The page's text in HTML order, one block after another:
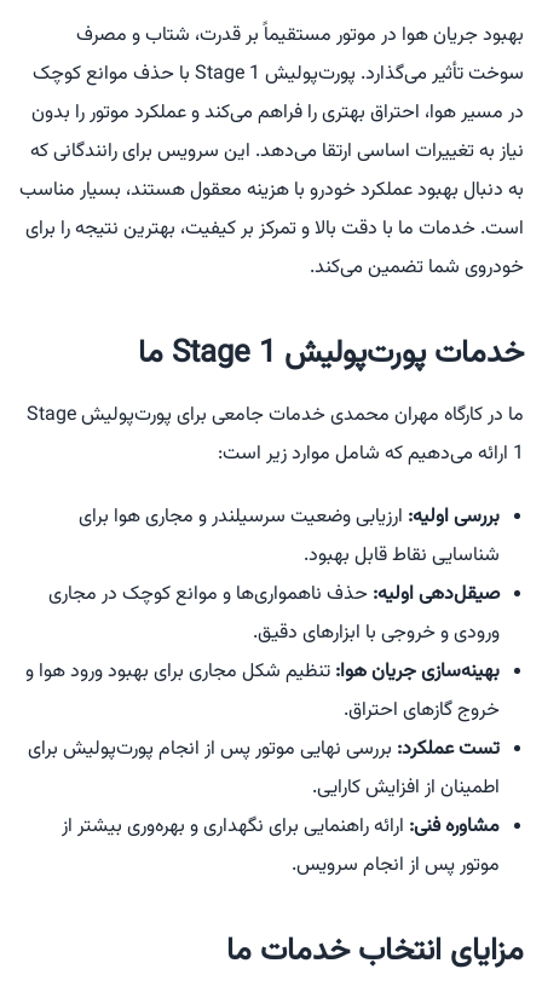
بهبود جریان هوا در موتور مستقیماً بر قدرت، شتاب و مصرف
سوخت تأثیر می‌گذارد. پورت‌پولیش Stage 1 با حذف موانع کوچک
در مسیر هوا، احتراق بهتری را فراهم می‌کند و عملکرد موتور را بدون
نیاز به تغییرات اساسی ارتقا می‌دهد. این سرویس برای رانندگانی که
به دنبال بهبود عملکرد خودرو با هزینه معقول هستند، بسیار مناسب
است. خدمات ما با دقت بالا و تمرکز بر کیفیت، بهترین نتیجه را برای
خودروی شما تضمین می‌کند.
خدمات پورت‌پولیش Stage 1 ما
ما در کارگاه مهران محمدی خدمات جامعی برای پورت‌پولیش Stage
1 ارائه می‌دهیم که شامل موارد زیر است:
بررسی اولیه: ارزیابی وضعیت سرسیلندر و مجاری هوا برای
شناسایی نقاط قابل بهبود.
صیقل‌دهی اولیه: حذف ناهمواری‌ها و موانع کوچک در مجاری
ورودی و خروجی با ابزارهای دقیق.
بهینه‌سازی جریان هوا: تنظیم شکل مجاری برای بهبود ورود هوا و
خروج گازهای احتراق.
تست عملکرد: بررسی نهایی موتور پس از انجام پورت‌پولیش برای
اطمینان از افزایش کارایی.
مشاوره فنی: ارائه راهنمایی برای نگهداری و بهره‌وری بیشتر از
موتور پس از انجام سرویس.
مزایای انتخاب خدمات ما